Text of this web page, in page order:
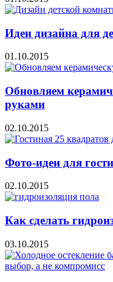
Идеи дизайна для
01.10.2015
Обновляем
руками
02.10.2015
Фото-идеи для
02.10.2015
Как сделать
03.10.2015